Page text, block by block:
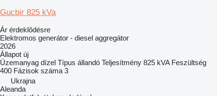
Gucbir 825 kVa
Ár érdeklődésre
Elektromos generátor - diesel aggregátor
2026
Állapot új
Üzemanyag dízel Típus állandó Teljesítmény 825 kVA Feszültség
400 Fázisok száma 3
Ukrajna
Aleanda